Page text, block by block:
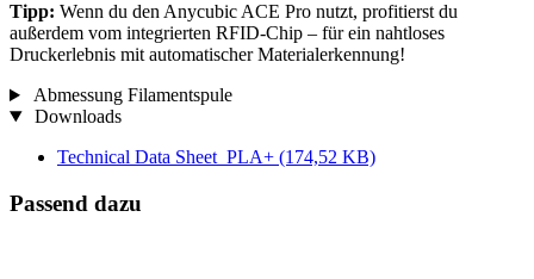
Tipp: Wenn du den Anycubic ACE Pro nutzt, profitierst du
außerdem vom integrierten RFID-Chip – für ein nahtloses
Druckerlebnis mit automatischer Materialerkennung!
Abmessung Filamentspule
Downloads
Technical Data Sheet_PLA+ (174,52 KB)
Passend dazu